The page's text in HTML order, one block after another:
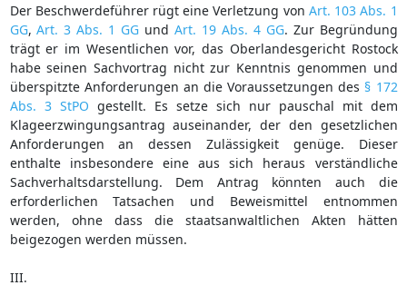
Der Beschwerdeführer rügt eine Verletzung von Art. 103 Abs. 1
GG,Art. 3 Abs. 1 GG und Art. 19 Abs. 4 GG. Zur Begründung
trägt er im Wesentlichen vor, das Oberlandesgericht Rostock
habe seinen Sachvortrag nicht zur Kenntnis genommen und
überspitzte Anforderungen an die Voraussetzungen des § 172
Abs. 3 StPO gestellt. Es setze sich nur pauschal mit dem
Klageerzwingungsantrag auseinander, der den gesetzlichen
Anforderungen an dessen Zulässigkeit genüge. Dieser
enthalte insbesondere eine aus sich heraus verständliche
Sachverhaltsdarstellung. Dem Antrag könnten auch die
erforderlichen Tatsachen und Beweismittel entnommen
werden, ohne dass die staatsanwaltlichen Akten hätten
beigezogen werden müssen.
III.